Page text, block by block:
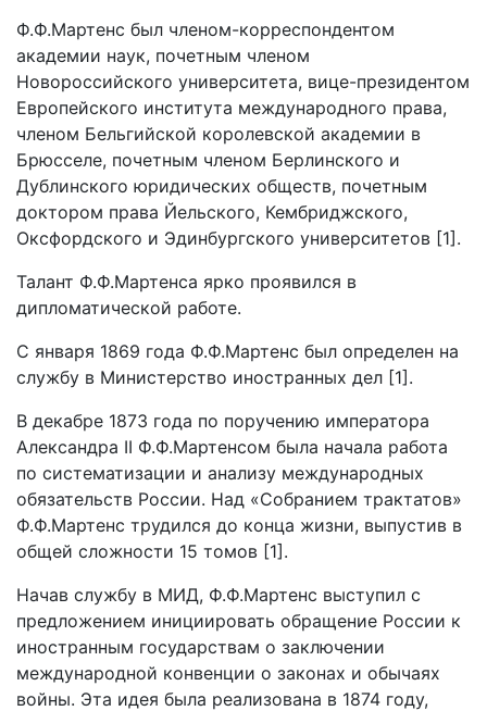
Ф.Ф.Мартенс был членом-корреспондентом
академии наук, почетным членом
Новороссийского университета, вице-президентом
Европейского института международного права,
членом Бельгийской королевской академии в
Брюсселе, почетным членом Берлинского и
Дублинского юридических обществ, почетным
доктором права Йельского, Кембриджского,
Оксфордского и Эдинбургского университетов [1].
Талант Ф.Ф.Мартенса ярко проявился в
дипломатической работе.
С января 1869 года Ф.Ф.Мартенс был определен на
службу в Министерство иностранных дел [1].
В декабре 1873 года по поручению императора
Александра II Ф.Ф.Мартенсом была начала работа
по систематизации и анализу международных
обязательств России. Над «Собранием трактатов»
Ф.Ф.Мартенс трудился до конца жизни, выпустив в
общей сложности 15 томов [1].
Начав службу в МИД, Ф.Ф.Мартенс выступил с
предложением инициировать обращение России к
иностранным государствам о заключении
международной конвенции о законах и обычаях
войны. Эта идея была реализована в 1874 году,